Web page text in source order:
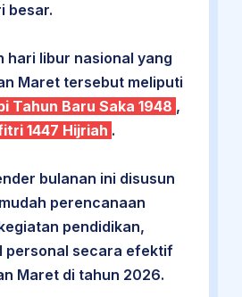
besar.
hari libur nasional yang
Maret tersebut meliputi
Tahun Baru Saka 1948 ,
1447 Hijriah .
bulanan ini disusun
perencanaan
pendidikan,
personal secara efektif
Maret di tahun 2026.